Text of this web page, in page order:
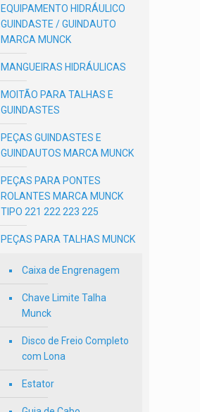
EQUIPAMENTO HIDRÁULICO
GUINDASTE / GUINDAUTO
MARCA MUNCK
MANGUEIRAS HIDRÁULICAS
MOITÃO PARA TALHAS E
GUINDASTES
PEÇAS GUINDASTES E
GUINDAUTOS MARCA MUNCK
PEÇAS PARA PONTES
ROLANTES MARCA MUNCK
TIPO 221 222 223 225
PEÇAS PARA TALHAS MUNCK
Caixa de Engrenagem
Chave Limite Talha
Munck
Disco de Freio Completo
com Lona
Estator